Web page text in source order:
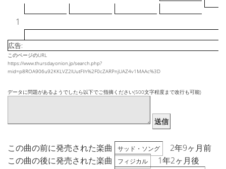
1
広告:
このページのURL
https://www.thursdayonion.jp/search.php?
mid=p8ROA906u92KKLVZ2lUutFIh%2F0cZARPnjUAZ4v1MAAc%3D
データに問題があるようでしたら以下でご指摘ください(500文字程度まで改行も可能)
送信
この曲の前に発売された楽曲 サッド・ソング
2年9ヶ月前
この曲の後に発売された楽曲
フィジカル
1年2ヶ月後